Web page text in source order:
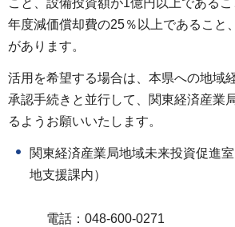
こと、設備投資額が1億円以上である
年度減価償却費の25％以上であること
があります。
活用を希望する場合は、本県への地域
承認手続きと並行して、関東経済産業
るようお願いいたします。
関東経済産業局地域未来投資促進
地支援課内）
電話：048-600-0271